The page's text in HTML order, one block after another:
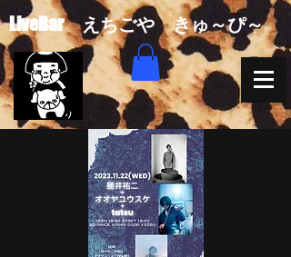
​LiveBar えちごや きゅ～ぴ～